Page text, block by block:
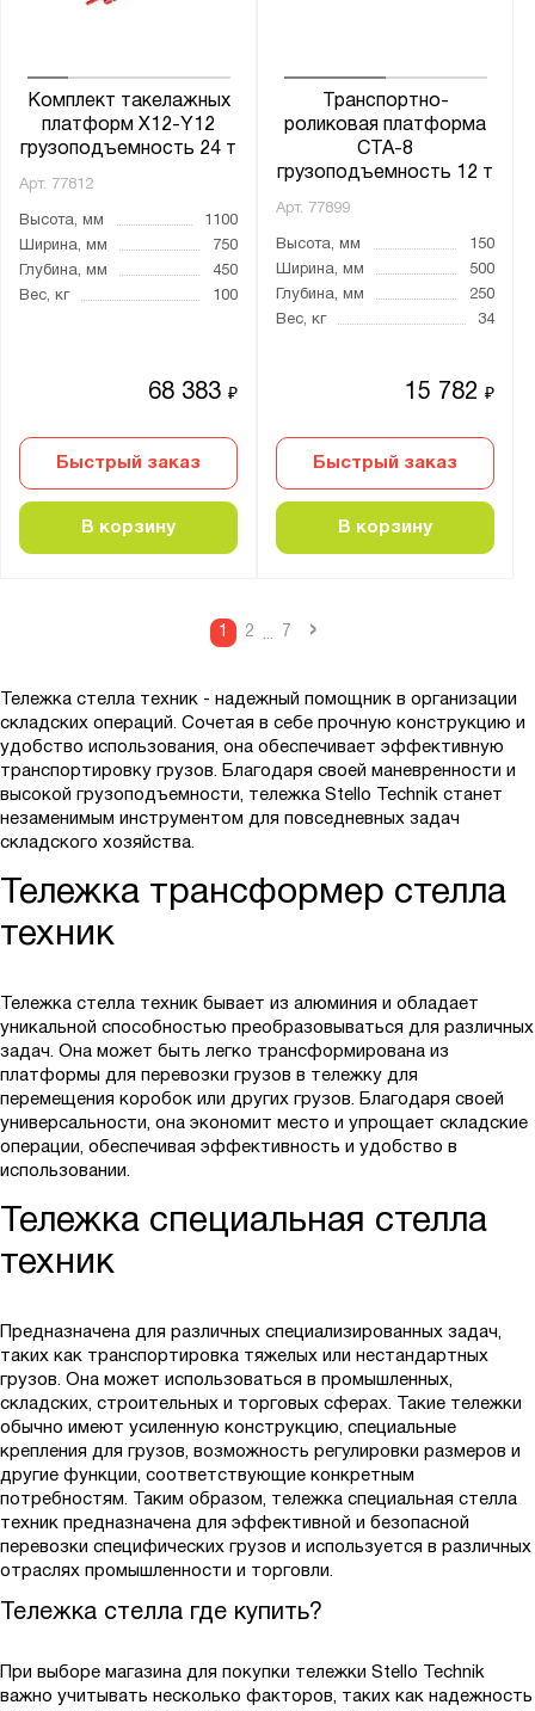
Комплект такелажных
платформ X12-Y12
грузоподъемность 24 т
Арт. 77812
Высота, мм
1100
Ширина, мм
750
Глубина, мм
450
Вес, кг
100
68 383₽
Быстрый заказ
В корзину
Транспортно-
роликовая платформа
CTA-8
грузоподъемность 12 т
Арт. 77899
Высота, мм
150
Ширина, мм
500
Глубина, мм
250
Вес, кг
34
15 782₽
Быстрый заказ
В корзину
1 2 ... 7 ›
ТПТ
ТС
Показать
Тележка стелла техник - надежный помощник в организации
складских операций. Сочетая в себе прочную конструкцию и
удобство использования, она обеспечивает эффективную
транспортировку грузов. Благодаря своей маневренности и
высокой грузоподъемности, тележка Stello Technik станет
незаменимым инструментом для повседневных задач
складского хозяйства.
Тележка трансформер стелла
техник
Тележка стелла техник бывает из алюминия и обладает
уникальной способностью преобразовываться для различных
задач. Она может быть легко трансформирована из
платформы для перевозки грузов в тележку для
перемещения коробок или других грузов. Благодаря своей
универсальности, она экономит место и упрощает складские
операции, обеспечивая эффективность и удобство в
использовании.
Тележка специальная стелла
техник
Предназначена для различных специализированных задач,
таких как транспортировка тяжелых или нестандартных
грузов. Она может использоваться в промышленных,
складских, строительных и торговых сферах. Такие тележки
обычно имеют усиленную конструкцию, специальные
крепления для грузов, возможность регулировки размеров и
другие функции, соответствующие конкретным
потребностям. Таким образом, тележка специальная стелла
техник предназначена для эффективной и безопасной
перевозки специфических грузов и используется в различных
отраслях промышленности и торговли.
Тележка стелла где купить?
При выборе магазина для покупки тележки Stello Technik
важно учитывать несколько факторов, таких как надежность